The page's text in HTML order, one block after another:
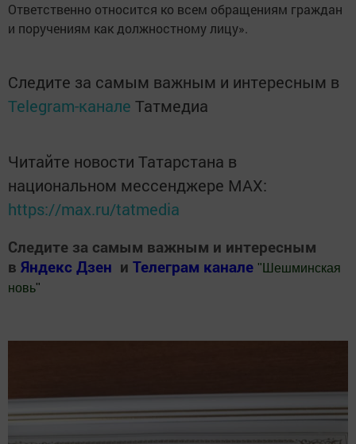
Ответственно относится ко всем обращениям граждан
и поручениям как должностному лицу».
Следите за самым важным и интересным в
Telegram-канале Татмедиа
Читайте новости Татарстана в
национальном мессенджере MАХ:
https://max.ru/tatmedia
Следите за самым важным и интересным
в Яндекс Дзен и Телеграм канале " Шешминская
новь"